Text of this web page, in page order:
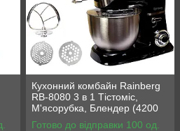
Кухонний комбайн Rainberg
RB-8080 3 в 1 Тістоміс,
М'ясорубка, Блендер (4200
Вт) 5B
Готово до відправки 100 од.